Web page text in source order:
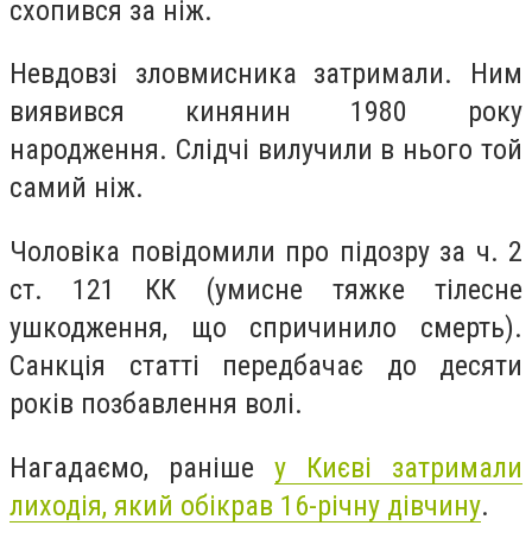
схопився за ніж.
Невдовзі зловмисника затримали. Ним
виявився кинянин 1980 року
народження. Слідчі вилучили в нього той
самий ніж.
Чоловіка повідомили про підозру за ч. 2
ст. 121 КК (умисне тяжке тілесне
ушкодження, що спричинило смерть).
Санкція статті передбачає до десяти
років позбавлення волі.
Нагадаємо, раніше у Києві затримали
лиходія, який обікрав 16-річну дівчину.